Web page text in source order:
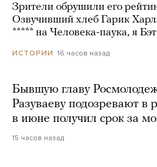
Зрители обрушили его
Озвучивший хлеб Гарик
***** на Человека-паука, я
ИСТОРИИ 16 часов назад
Бывшую главу
Разуваеву подозревают в
в июне получил срок за
15 часов назад